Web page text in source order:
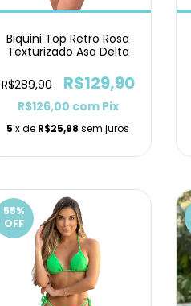
Biquini Top Retro Rosa
Texturizado Asa Delta
R$289,90 R$129,90
R$126,00 com Pix
5 x de R$25,98 sem juros
55%
OFF